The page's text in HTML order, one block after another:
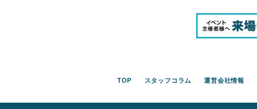
TOP スタッフコラム 運営会社情報